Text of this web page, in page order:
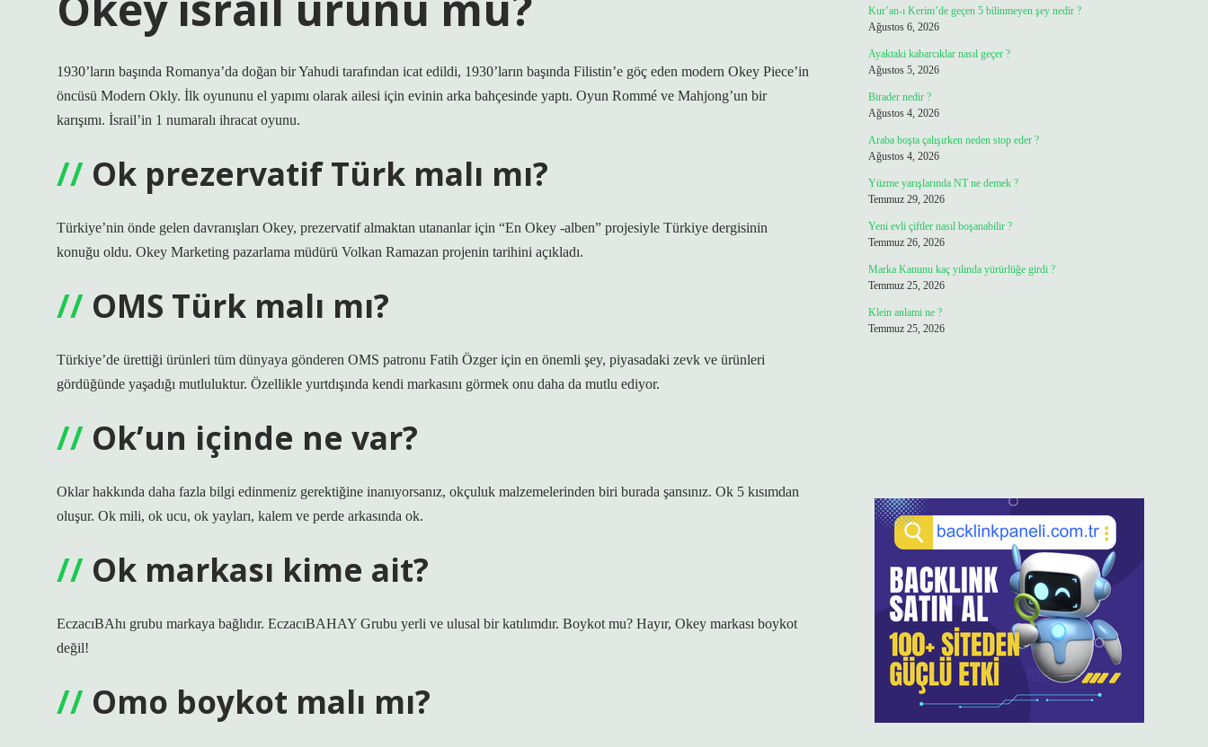
1930’ların başında Romanya’da doğan bir Yahudi tarafından icat edildi, 1930’ların başında Filistin’e göç eden modern Okey Piece’in
öncüsü Modern Okly. İlk oyununu el yapımı olarak ailesi için evinin arka bahçesinde yaptı. Oyun Rommé ve Mahjong’un bir
karışımı. İsrail’in 1 numaralı ihracat oyunu.
Ok prezervatif Türk malı mı?
Türkiye’nin önde gelen davranışları Okey, prezervatif almaktan utananlar için “En Okey -alben” projesiyle Türkiye dergisinin
konuğu oldu. Okey Marketing pazarlama müdürü Volkan Ramazan projenin tarihini açıkladı.
OMS Türk malı mı?
Türkiye’de ürettiği ürünleri tüm dünyaya gönderen OMS patronu Fatih Özger için en önemli şey, piyasadaki zevk ve ürünleri
gördüğünde yaşadığı mutluluktur. Özellikle yurtdışında kendi markasını görmek onu daha da mutlu ediyor.
Ok’un içinde ne var?
Oklar hakkında daha fazla bilgi edinmeniz gerektiğine inanıyorsanız, okçuluk malzemelerinden biri burada şansınız. Ok 5 kısımdan
oluşur. Ok mili, ok ucu, ok yayları, kalem ve perde arkasında ok.
Ok markası kime ait?
EczacıBAhı grubu markaya bağlıdır. EczacıBAHAY Grubu yerli ve ulusal bir katılımdır. Boykot mu? Hayır, Okey markası boykot
değil!
Omo boykot malı mı?
Kur’an-ı Kerim’de geçen 5 bilinmeyen şey nedir ?
Ağustos 6, 2026
Ayaktaki kabarcıklar nasıl geçer ?
Ağustos 5, 2026
Birader nedir ?
Ağustos 4, 2026
Araba boşta çalışırken neden stop eder ?
Ağustos 4, 2026
Yüzme yarışlarında NT ne demek ?
Temmuz 29, 2026
Yeni evli çiftler nasıl boşanabilir ?
Temmuz 26, 2026
Marka Kanunu kaç yılında yürürlüğe girdi ?
Temmuz 25, 2026
Klein anlami ne ?
Temmuz 25, 2026